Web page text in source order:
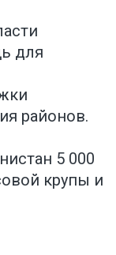
для
районов.
5 000
крупы и